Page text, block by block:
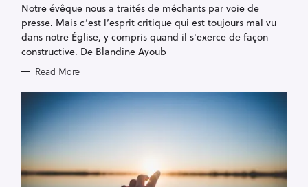
O
I
E
S
Notre évêque nous a traités de méchants par voie de
presse. Mais c’est l’esprit critique qui est toujours mal vu
dans notre Église, y compris quand il s'exerce de façon
constructive. De Blandine Ayoub
Read More